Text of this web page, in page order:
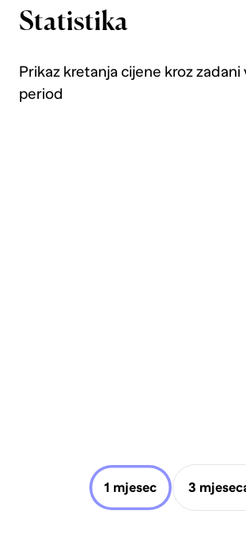
Statistika
Prikaz kretanja cijene kroz zadani
period
1 mjesec 3